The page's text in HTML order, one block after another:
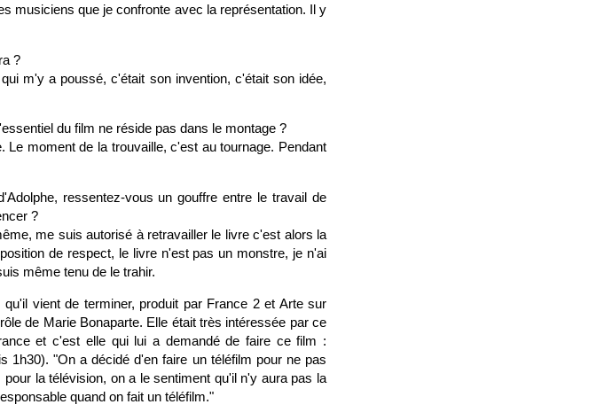
musiciens que je confronte avec la représentation. Il y
?
m'y a poussé, c'était son invention, c'était son idée,
du film ne réside pas dans le montage ?
moment de la trouvaille, c'est au tournage. Pendant
ressentez-vous un gouffre entre le travail de
?
me suis autorisé à retravailler le livre c'est alors la
de respect, le livre n'est pas un monstre, je n'ai
même tenu de le trahir.
vient de terminer, produit par France 2 et Arte sur
de Marie Bonaparte. Elle était très intéressée par ce
et c'est elle qui lui a demandé de faire ce film :
1h30). "On a décidé d'en faire un téléfilm pour ne pas
la télévision, on a le sentiment qu'il n'y aura pas la
quand on fait un téléfilm."